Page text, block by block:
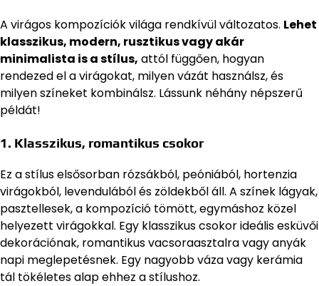
A virágos kompozíciók világa rendkívül változatos. Lehet
klasszikus, modern, rusztikus vagy akár
minimalista is a stílus, attól függően, hogyan
rendezed el a virágokat, milyen vázát használsz, és
milyen színeket kombinálsz. Lássunk néhány népszerű
példát!
1. Klasszikus, romantikus csokor
Ez a stílus elsősorban rózsákból, peóniából, hortenzia
virágokból, levendulából és zöldekből áll. A színek lágyak,
pasztellesek, a kompozíció tömött, egymáshoz közel
helyezett virágokkal. Egy klasszikus csokor ideális esküvői
dekorációnak, romantikus vacsoraasztalra vagy anyák
napi meglepetésnek. Egy nagyobb váza vagy kerámia
tál tökéletes alap ehhez a stílushoz.